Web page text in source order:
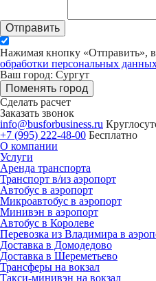
Отправить
Нажимая кнопку «Отправить»,
обработки персональных
Ваш город: Сургут
Поменять город
Сделать расчет
Заказать звонок
info@busforbusiness.ru
+7 (995) 222-48-00 Бесплатно
О компании
Услуги
Аренда транспорта
Транспорт в/из аэропорт
Автобус в аэропорт
Микроавтобус в аэропорт
Минивэн в аэропорт
Автобус в Королеве
Перевозка из Владимира в
Доставка в Домодедово
Доставка в Шереметьево
Трансферы на вокзал
Такси-минивэн на вокзал